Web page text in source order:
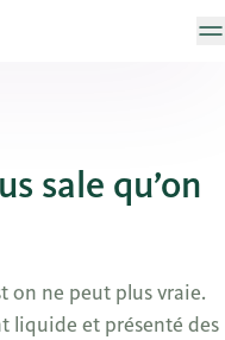
sale qu’on
on ne peut plus vraie.
liquide et présenté des